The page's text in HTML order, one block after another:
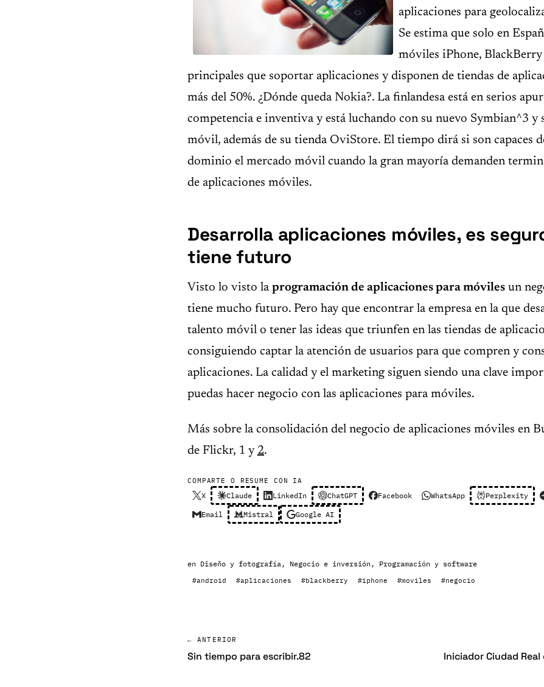
aplicaciones para
Se estima que solo en
móviles iPhone,
principales que soportar aplicaciones y disponen de tiendas de
más del 50%. ¿Dónde queda Nokia?. La finlandesa está en serios
competencia e inventiva y está luchando con su nuevo Symbian^3
móvil, además de su tienda OviStore. El tiempo dirá si son capaces
dominio el mercado móvil cuando la gran mayoría demanden
de aplicaciones móviles.
Desarrolla aplicaciones móviles, es
tiene futuro
Visto lo visto la programación de aplicaciones para móviles un
tiene mucho futuro. Pero hay que encontrar la empresa en la que
talento móvil o tener las ideas que triunfen en las tiendas de
consiguiendo captar la atención de usuarios para que compren y
aplicaciones. La calidad y el marketing siguen siendo una clave
puedas hacer negocio con las aplicaciones para móviles.
Más sobre la consolidación del negocio de aplicaciones móviles en
de Flickr, 1 y 2.
COMPARTE O RESUME CON IA
X Claude LinkedIn ChatGPT Facebook WhatsApp Perplexity
Email Mistral Google AI
en Diseño y fotografía, Negocio e inversión, Programación y software
#android #aplicaciones #blackberry #iphone #moviles #negocio
← ANTERIOR
Sin tiempo para escribir.82 Iniciador Ciudad